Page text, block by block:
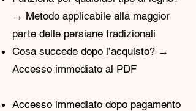
→ Metodo applicabile alla maggior
parte delle persiane tradizionali
Cosa succede dopo l’acquisto? →
Accesso immediato al PDF
Accesso immediato dopo pagamento